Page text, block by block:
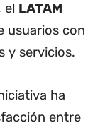
el LATAM
usuarios con
y servicios.
ha
entre